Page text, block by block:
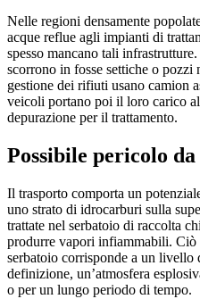
Nelle regioni densamente
acque reflue agli impianti di
spesso mancano tali
scorrono in fosse settiche o pozzi
gestione dei rifiuti usano camion
veicoli portano poi il loro carico
depurazione per il trattamento.
Possibile pericolo
Il trasporto comporta un
uno strato di idrocarburi sulla
trattate nel serbatoio di raccolta
produrre vapori infiammabili. Ciò
serbatoio corrisponde a un
definizione, un’atmosfera
o per un lungo periodo di tempo.